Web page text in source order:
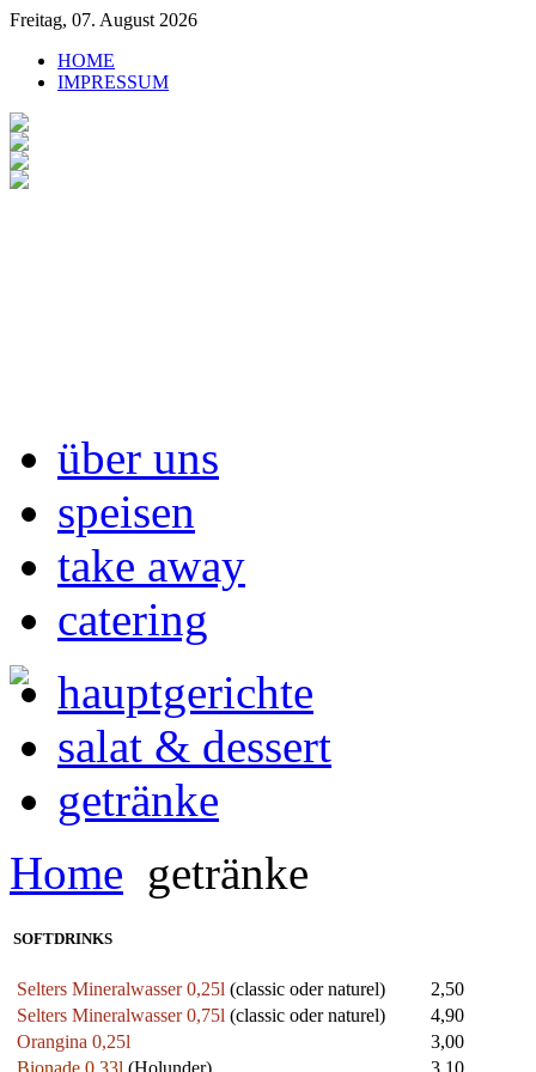
Freitag, 07. August 2026
HOME
IMPRESSUM
über uns
speisen
take away
catering
hauptgerichte
salat & dessert
getränke
Home getränke
SOFTDRINKS
Selters Mineralwasser 0,25l (classic oder naturel)
2,50
Selters Mineralwasser 0,75l (classic oder naturel)
4,90
Orangina 0,25l
3,00